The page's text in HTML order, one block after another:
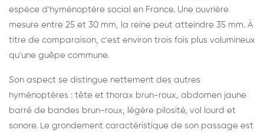
espèce d'hyménoptère social en France. Une ouvrière
mesure entre 25 et 30 mm, la reine peut atteindre 35 mm. À
titre de comparaison, c'est environ trois fois plus volumineux
qu'une guêpe commune.
Son aspect se distingue nettement des autres
hyménoptères : tête et thorax brun-roux, abdomen jaune
barré de bandes brun-roux, légère pilosité, vol lourd et
sonore. Le grondement caractéristique de son passage est